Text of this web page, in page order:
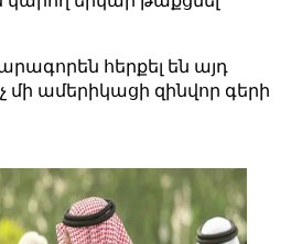
հերքել են այդ
մի ամերիկացի զինվոր գերի